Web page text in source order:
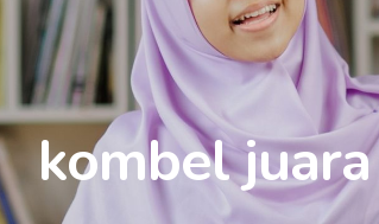
kombel juara